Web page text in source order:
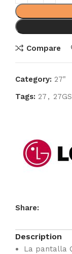
Compare
Category: 27"
Tags: 27 ,
Share:
Description
La pantalla